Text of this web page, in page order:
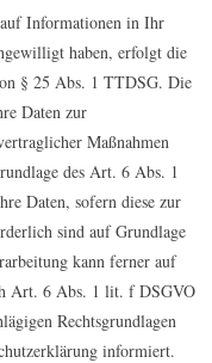
Informationen in Ihr
haben, erfolgt die
§ 25 Abs. 1 TTDSG. Die
Daten zur
Maßnahmen
des Art. 6 Abs. 1
Daten, sofern diese zur
sind auf Grundlage
kann ferner auf
Art. 6 Abs. 1 lit. f DSGVO
Rechtsgrundlagen
informiert.